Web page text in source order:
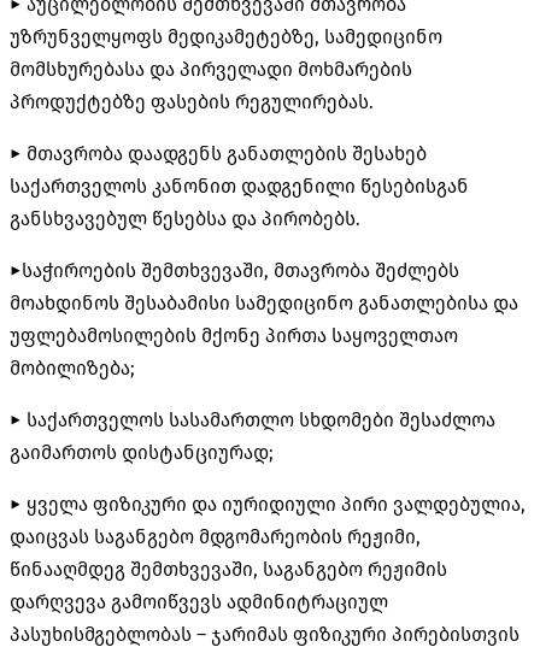
უზრუნველყოფს მედიკამეტებზე, სამედიცინო
მომსხურებასა და პირველადი მოხმარების
პროდუქტებზე ფასების რეგულირებას.
► მთავრობა დაადგენს განათლების შესახებ
საქართველოს კანონით დადგენილი წესებისგან
განსხვავებულ წესებსა და პირობებს.
►საჭიროების შემთხვევაში, მთავრობა შეძლებს
მოახდინოს შესაბამისი სამედიცინო განათლებისა და
უფლებამოსილების მქონე პირთა საყოველთაო
მობილიზება;
► საქართველოს სასამართლო სხდომები შესაძლოა
გაიმართოს დისტანციურად;
► ყველა ფიზიკური და იურიდიული პირი ვალდებულია,
დაიცვას საგანგებო მდგომარეობის რეჟიმი,
წინააღმდეგ შემთხვევაში, საგანგებო რეჟიმის
დარღვევა გამოიწვევს ადმინიტრაციულ
პასუხისმგებლობას – ჯარიმას ფიზიკური პირებისთვის